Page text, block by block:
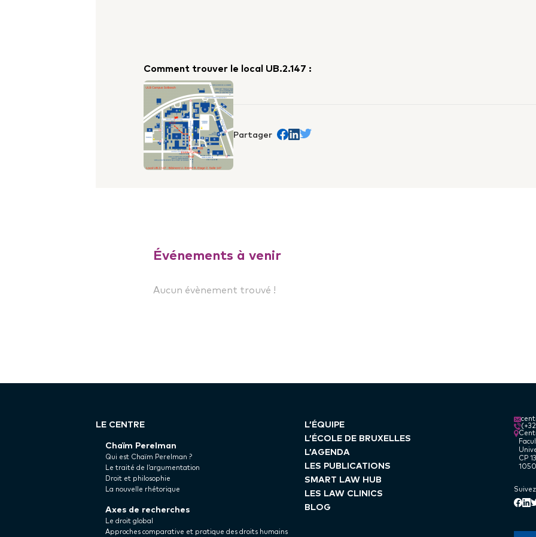
Comment trouver le local UB.2.147 :
Partager Partager sur Facebook
trans.Partager sur Linkedin
Partager sur Twitter
Événements à venir
Aucun évènement trouvé !
LE CENTRE
Chaïm Perelman
Qui est Chaïm Perelman ?
Le traité de l’argumentation
Droit et philosophie
La nouvelle rhétorique
Axes de recherches
Le droit global
Approches comparative et pratique des droits humains
L’ÉQUIPE
L’ÉCOLE DE BRUXELLES
L’AGENDA
LES PUBLICATIONS
SMART LAW HUB
LES LAW CLINICS
BLOG
CP